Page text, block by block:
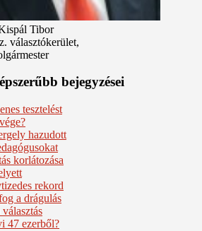
Tibor
választókerület,
bejegyzései
tesztelést
hazudott
korlátozása
rekord
a drágulás
47 ezerből?